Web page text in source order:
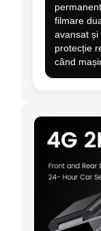
filmare
avansat și
protecție
când